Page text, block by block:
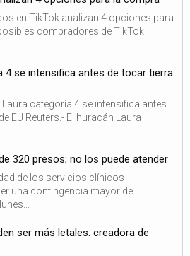
en TikTok analizan 4 opciones para
compradores de TikTok
4 se intensifica antes de tocar tierra
categoría 4 se intensifica antes
EU Reuters.- El huracán Laura
320 presos; no los puede atender
de los servicios clínicos
una contingencia mayor de
ser más letales: creadora de